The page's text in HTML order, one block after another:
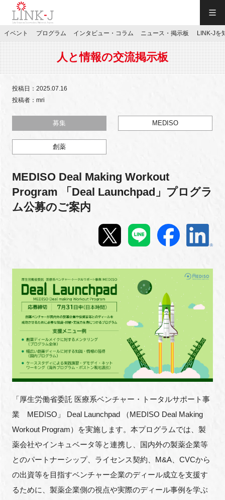
JP／EN
特別会員専用メニュー
お問い合わせ
マイページ
イベント
プログラム
インタビュー・コラム
ニュース・掲示板
LINK-Jを知る
特別会員
施設・アクセス
FAQ
イベントお知らせメール登録
イベント プログラム インタビュー・コラム ニュース・掲示板 LINK-Jを
人と情報の交流掲示板
投稿日：2025.07.16
投稿者：mri
募集 MEDISO
創薬
MEDISO Deal Making Workout
Program 「Deal Launchpad」プログラ
ム公募のご案内
「厚生労働省委託 医療系ベンチャー・トータルサポート事
業 MEDISO」 Deal Launchpad （MEDISO Deal Making
Workout Program）を実施します。本プログラムでは、製
薬会社やインキュベータ等と連携し、国内外の製薬企業等
とのパートナーシップ、ライセンス契約、M&A、CVCから
の出資等を目指すベンチャー企業のディール成立を支援す
るために、製薬企業側の視点や実際のディール事例を学ぶ